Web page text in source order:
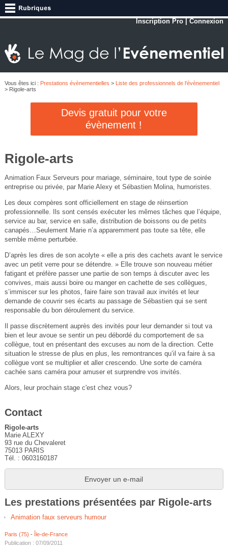
Inscription Pro |Connexion
Vous êtes ici : Prestations évènementielles >
Liste des professionnels de l'évènementiel
> Rigole-arts
Devis gratuit pour votre
évènement !
Rigole-arts
Animation Faux Serveurs pour mariage, séminaire, tout type de soirée
entreprise ou privée, par Marie Alexy et Sébastien Molina, humoristes.
Les deux compères sont officiellement en stage de réinsertion
professionnelle. Ils sont censés exécuter les mêmes tâches que l’équipe,
service au bar, service en salle, distribution de boissons ou de petits
canapés…Seulement Marie n’a apparemment pas toute sa tête, elle
semble même perturbée.
D’après les dires de son acolyte « elle a pris des cachets avant le service
avec un petit verre pour se détendre. » Elle trouve son nouveau métier
fatigant et préfère passer une partie de son temps à discuter avec les
convives, mais aussi boire ou manger en cachette de ses collègues,
s’immiscer sur les photos, faire faire son travail aux invités et leur
demande de couvrir ses écarts au passage de Sébastien qui se sent
responsable du bon déroulement du service.
Il passe discrètement auprès des invités pour leur demander si tout va
bien et leur avoue se sentir un peu débordé du comportement de sa
collègue, tout en présentant des excuses au nom de la direction. Cette
situation le stresse de plus en plus, les remontrances qu’il va faire à sa
collègue vont se multiplier et aller crescendo. Une sorte de caméra
cachée sans caméra pour amuser et surprendre vos invités.
Alors, leur prochain stage c'est chez vous?
Contact
Rigole-arts
Marie ALEXY
93 rue du Chevaleret
75013 PARIS
Tél. : 0603160187
Envoyer un e-mail
Les prestations présentées par Rigole-arts
Animation faux serveurs humour
Paris (75) - Île-de-France
Publication : 07/09/2011